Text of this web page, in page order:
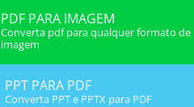
PDF PARA IMAGEM
Converta pdf para qualquer formato de
imagem
PPT PARA PDF
Converta PPT e PPTX para PDF